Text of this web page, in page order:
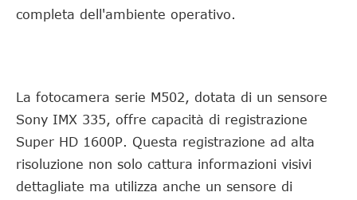
completa dell'ambiente operativo.
La fotocamera serie M502, dotata di un sensore
Sony IMX 335, offre capacità di registrazione
Super HD 1600P. Questa registrazione ad alta
risoluzione non solo cattura informazioni visivi
dettagliate ma utilizza anche un sensore di